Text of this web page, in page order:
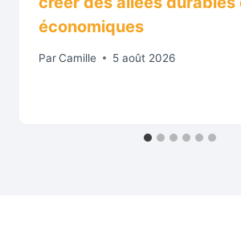
économiques
ParCamille 5 août 2026